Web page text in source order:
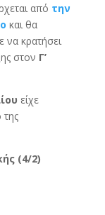
από την
και θα
να κρατήσει
στον Γ’
είχε
της
(4/2)